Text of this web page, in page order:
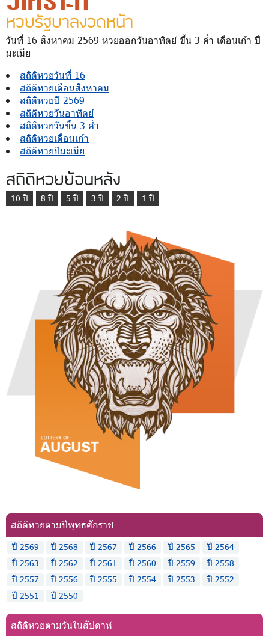
หวยรัฐบาลงวดหน้า
วันที่ 16 สิงหาคม 2569 หวยออกวันอาทิตย์ ขึ้น 3 ค่ำ เดือนเก้า ปี
มะเมีย
สถิติหวยวันที่ 16
สถิติหวยเดือนสิงหาคม
สถิติหวยปี 2569
สถิติหวยวันอาทิตย์
สถิติหวยวันขึ้น 3 ค่ำ
สถิติหวยเดือนเก้า
สถิติหวยปีมะเมีย
สถิติหวยย้อนหลัง
10 ปี 8 ปี 5 ปี 3 ปี 2 ปี 1 ปี
สถิติหวยตามปีพุทธศักราช
ปี 2569 ปี 2568 ปี 2567 ปี 2566 ปี 2565
ปี 2564
ปี 2563
ปี 2562 ปี 2561 ปี 2560 ปี 2559
ปี 2558
ปี 2557
ปี 2556 ปี 2555 ปี 2554 ปี 2553
ปี 2552
ปี 2551
ปี 2550
สถิติหวยตามวันในสัปดาห์